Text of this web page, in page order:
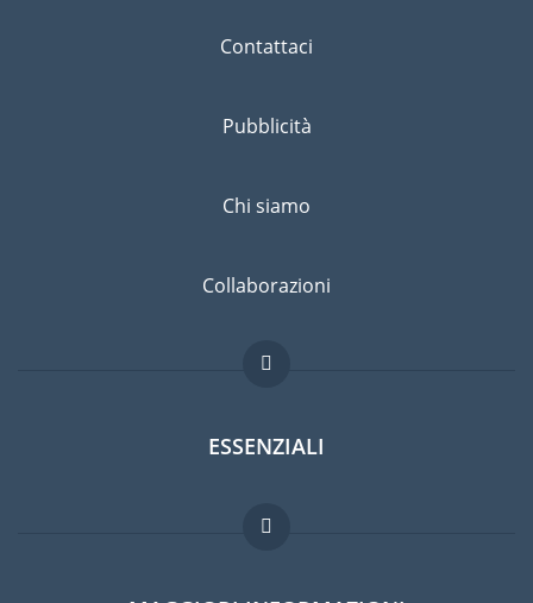
Contattaci
Pubblicità
Chi siamo
Collaborazioni
ESSENZIALI
Forum per expat